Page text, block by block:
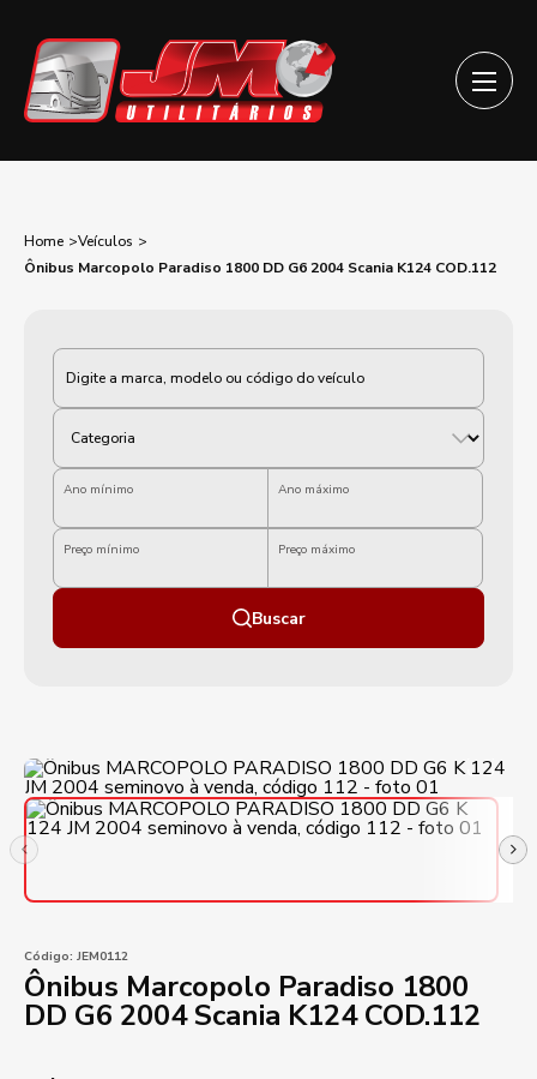
Home
Veículos
Ônibus Marcopolo Paradiso 1800 DD G6 2004 Scania K124 COD.112
Categoria
Ano mínimo Ano máximo
Preço mínimo Preço máximo
Buscar
Código: JEM0112
Ônibus Marcopolo Paradiso 1800
DD G6 2004 Scania K124 COD.112